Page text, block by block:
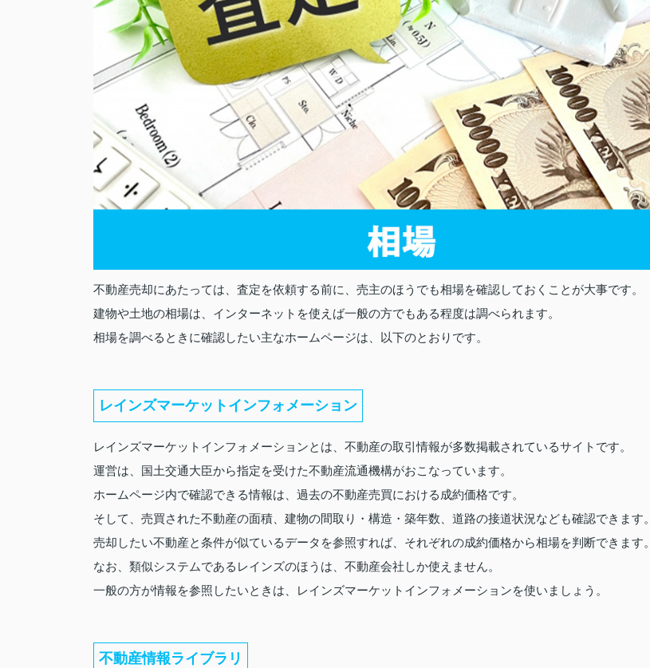
不動産売却にあたっては、査定を依頼する前に、売主のほうでも相場を確認しておくことが大事です。
建物や土地の相場は、インターネットを使えば一般の方でもある程度は調べられます。
相場を調べるときに確認したい主なホームページは、以下のとおりです。
レインズマーケットインフォメーション
レインズマーケットインフォメーションとは、不動産の取引情報が多数掲載されているサイトです。
運営は、国土交通大臣から指定を受けた不動産流通機構がおこなっています。
ホームページ内で確認できる情報は、過去の不動産売買における成約価格です。
そして、売買された不動産の面積、建物の間取り・構造・築年数、道路の接道状況なども確認できます。
売却したい不動産と条件が似ているデータを参照すれば、それぞれの成約価格から相場を判断できます。
なお、類似システムであるレインズのほうは、不動産会社しか使えません。
一般の方が情報を参照したいときは、レインズマーケットインフォメーションを使いましょう。
不動産情報ライブラリ